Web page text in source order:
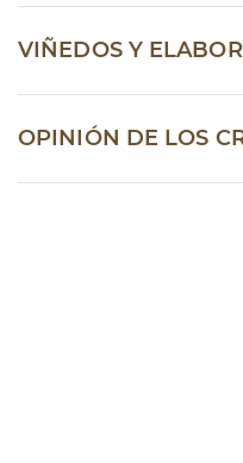
VIÑEDOS Y
OPINIÓN DE LOS